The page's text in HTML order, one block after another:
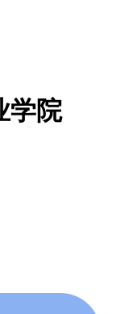
学院